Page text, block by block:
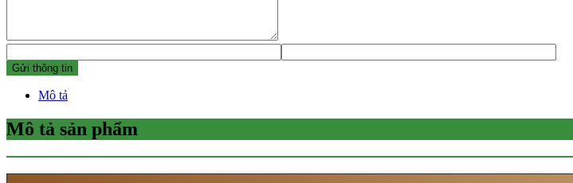
Mô tả
Mô tả sản phẩm